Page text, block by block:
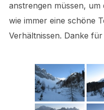
anstrengen müssen, um
wie immer eine schöne
Verhältnissen. Danke